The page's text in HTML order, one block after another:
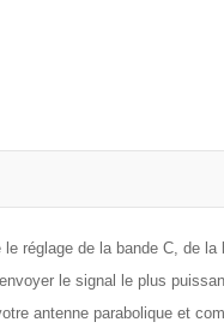
réglage de la bande C, de
le signal le plus
antenne parabolique et